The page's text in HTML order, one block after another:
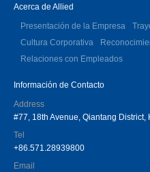
Acerca de Allied
Presentación de la Empresa
Cultura Corporativa
Relaciones con Empleados
Información de Contacto
Address
#77, 18th Avenue, Qiantang District,
Tel
+86.571.28939800
Email